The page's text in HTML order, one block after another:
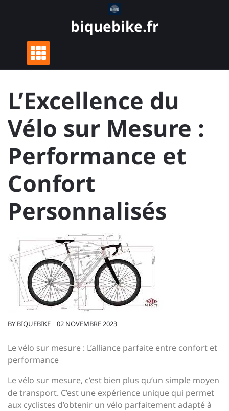
biquebike.fr
L’Excellence du
Vélo sur Mesure :
Performance et
Confort
Personnalisés
BY BIQUEBIKE 02 NOVEMBRE 2023
Le vélo sur mesure : L’alliance parfaite entre confort et
performance
Le vélo sur mesure, c’est bien plus qu’un simple moyen
de transport. C’est une expérience unique qui permet
aux cyclistes d’obtenir un vélo parfaitement adapté à